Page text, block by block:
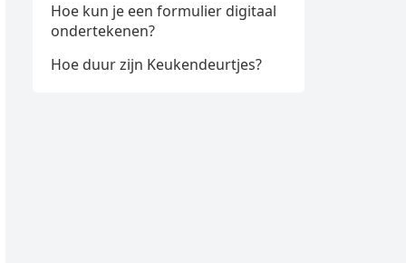
Hoe kun je een formulier digitaal
ondertekenen?
Hoe duur zijn Keukendeurtjes?